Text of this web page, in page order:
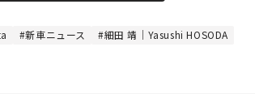
新車ニュース 細田 靖｜Yasushi HOSODA